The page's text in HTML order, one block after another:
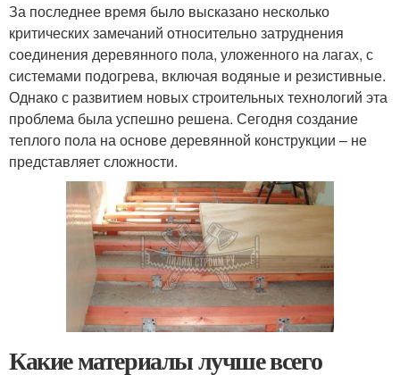
За последнее время было высказано несколько
критических замечаний относительно затруднения
соединения деревянного пола, уложенного на лагах, с
системами подогрева, включая водяные и резистивные.
Однако с развитием новых строительных технологий эта
проблема была успешно решена. Сегодня создание
теплого пола на основе деревянной конструкции – не
представляет сложности.
Какие материалы лучше всего